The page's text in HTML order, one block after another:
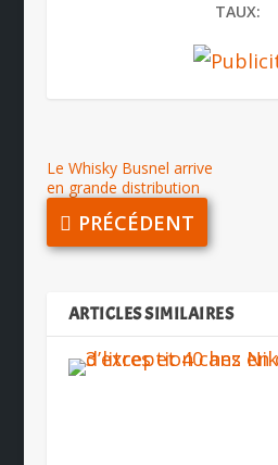
TAUX:
Le Whisky Busnel arrive
en grande distribution
PRÉCÉDENT
ARTICLES SIMILAIRES